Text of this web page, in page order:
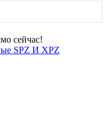
сейчас!
SPZ И XPZ